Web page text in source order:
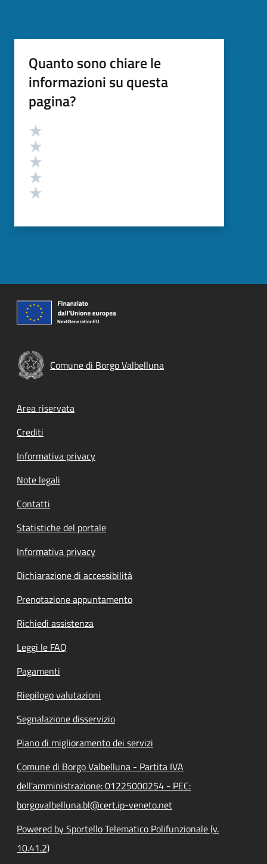
Quanto sono chiare le
informazioni su questa
pagina?
Valutazione
Comune di Borgo Valbelluna
Footer menu
Area riservata
Crediti
Informativa privacy
Note legali
Contatti
Statistiche del portale
Informativa privacy
Dichiarazione di accessibilità
Prenotazione appuntamento
Richiedi assistenza
Leggi le FAQ
Pagamenti
Riepilogo valutazioni
Segnalazione disservizio
Piano di miglioramento dei servizi
Comune di Borgo Valbelluna - Partita IVA
dell'amministrazione: 01225000254 - PEC:
borgovalbelluna.bl@cert.ip-veneto.net
Powered by Sportello Telematico Polifunzionale (v.
10.41.2)